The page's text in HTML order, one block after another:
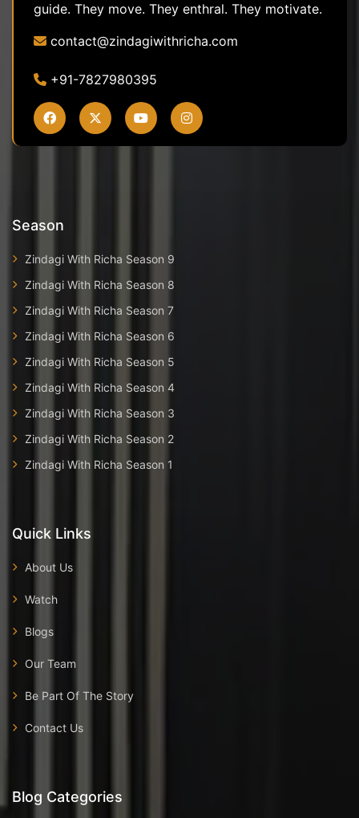
guide. They move. They enthral. They motivate.
contact@zindagiwithricha.com
+91-7827980395
Season
Zindagi With Richa Season 9
Zindagi With Richa Season 8
Zindagi With Richa Season 7
Zindagi With Richa Season 6
Zindagi With Richa Season 5
Zindagi With Richa Season 4
Zindagi With Richa Season 3
Zindagi With Richa Season 2
Zindagi With Richa Season 1
Quick Links
About Us
Watch
Blogs
Our Team
Be Part Of The Story
Contact Us
Blog Categories